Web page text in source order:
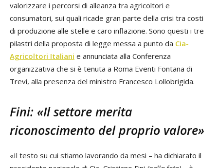
valorizzare i percorsi di alleanza tra agricoltori e
consumatori, sui quali ricade gran parte della crisi tra costi
di produzione alle stelle e caro inflazione. Sono questi i tre
pilastri della proposta di legge messa a punto da Cia-
Agricoltori Italiani e annunciata alla Conferenza
organizzativa che si è tenuta a Roma Eventi Fontana di
Trevi, alla presenza del ministro Francesco Lollobrigida.
Fini: «Il settore merita
riconoscimento del proprio valore»
«Il testo su cui stiamo lavorando da mesi – ha dichiarato il